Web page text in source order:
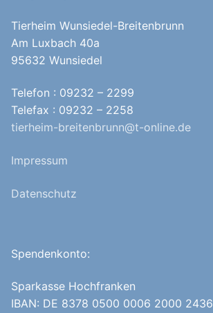
Tierheim Wunsiedel-Breitenbrunn
Am Luxbach 40a
95632 Wunsiedel
Telefon : 09232 – 2299
Telefax : 09232 – 2258
tierheim-breitenbrunn@t-online.de
Impressum
Datenschutz
Spendenkonto:
Sparkasse Hochfranken
IBAN: DE 8378 0500 0006 2000 2436